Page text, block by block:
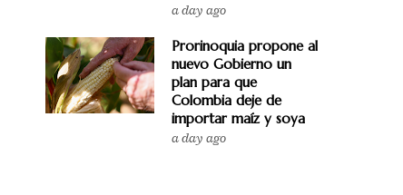
a day ago
Prorinoquia propone al
nuevo Gobierno un
plan para que
Colombia deje de
importar maíz y soya
a day ago